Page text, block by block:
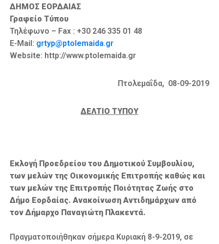
ΔΗΜΟΣ ΕΟΡΔΑΙΑΣ
Γραφείο Τύπου
Τηλέφωνο – Fax : +30 246 335 01 48
E-Mail: grtyp@ptolemaida.gr
Website: http://www.ptolemaida.gr
Πτολεμαΐδα, 08-09-2019
ΔΕΛΤΙΟ ΤΥΠΟΥ
Εκλογή Προεδρείου του Δημοτικού Συμβουλίου,
των μελών της Οικονομικής Επιτροπής καθώς και
των μελών της Επιτροπής Ποιότητας Ζωής στο
Δήμο Εορδαίας. Ανακοίνωση Αντιδημάρχων από
τον Δήμαρχο Παναγιώτη Πλακεντά.
Πραγματοποιήθηκαν σήμερα Κυριακή 8-9-2019, σε